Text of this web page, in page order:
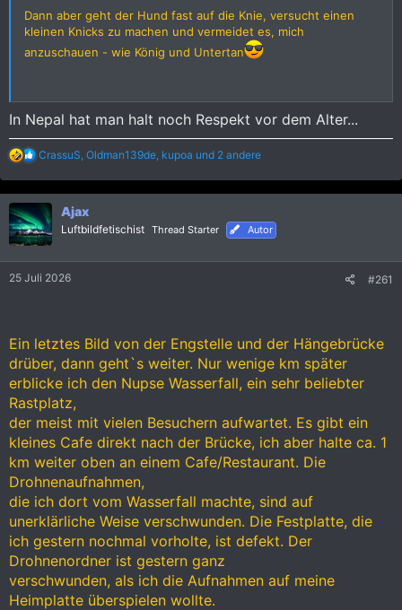
Dann aber geht der Hund fast auf die Knie, versucht einen
kleinen Knicks zu machen und vermeidet es, mich
anzuschauen - wie König und Untertan
In Nepal hat man halt noch Respekt vor dem Alter...
R
a
k
t
i
o
n
CrassuS Oldman139de kupoa und 2 andere
Ajax
Luftbildfetischist Thread Starter Autor
25 Juli 2026 #261
Ein letztes Bild von der Engstelle und der Hängebrücke
drüber, dann geht`s weiter. Nur wenige km später
erblicke ich den Nupse Wasserfall, ein sehr beliebter
Rastplatz,
der meist mit vielen Besuchern aufwartet. Es gibt ein
kleines Cafe direkt nach der Brücke, ich aber halte ca. 1
km weiter oben an einem Cafe/Restaurant. Die
Drohnenaufnahmen,
die ich dort vom Wasserfall machte, sind auf
unerklärliche Weise verschwunden. Die Festplatte, die
ich gestern nochmal vorholte, ist defekt. Der
Drohnenordner ist gestern ganz
verschwunden, als ich die Aufnahmen auf meine
Heimplatte überspielen wollte.